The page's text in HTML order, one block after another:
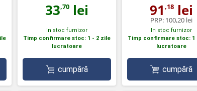
33,70 lei
In stoc furnizor
Timp confirmare stoc: 1 - 2 zile
lucratoare
cumpără
91,18 lei
PRP: 100,20 lei
In stoc furnizor
Timp confirmare stoc: 1
lucratoare
cumpără